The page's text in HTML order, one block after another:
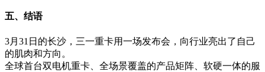
五、结语
3月31日的长沙，三一重卡用一场发布会，向行业亮出了自己
的肌肉和方向。
全球首台双电机重卡、全场景覆盖的产品矩阵、软硬一体的服